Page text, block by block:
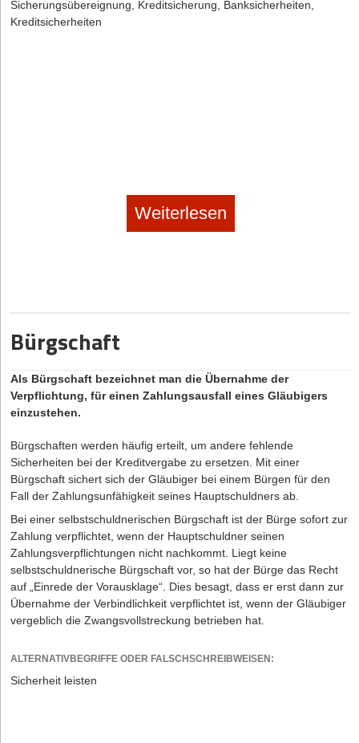
Sicherungsübereignung, Kreditsicherung, Banksicherheiten,
Kreditsicherheiten
Weiterlesen
Bürgschaft
Als Bürgschaft bezeichnet man die Übernahme der
Verpflichtung, für einen Zahlungsausfall eines Gläubigers
einzustehen.
Bürgschaften werden häufig erteilt, um andere fehlende
Sicherheiten bei der Kreditvergabe zu ersetzen. Mit einer
Bürgschaft sichert sich der Gläubiger bei einem Bürgen für den
Fall der Zahlungsunfähigkeit seines Hauptschuldners ab.
Bei einer selbstschuldnerischen Bürgschaft ist der Bürge sofort zur
Zahlung verpflichtet, wenn der Hauptschuldner seinen
Zahlungsverpflichtungen nicht nachkommt. Liegt keine
selbstschuldnerische Bürgschaft vor, so hat der Bürge das Recht
auf „Einrede der Vorausklage“. Dies besagt, dass er erst dann zur
Übernahme der Verbindlichkeit verpflichtet ist, wenn der Gläubiger
vergeblich die Zwangsvollstreckung betrieben hat.
ALTERNATIVBEGRIFFE ODER FALSCHSCHREIBWEISEN:
Sicherheit leisten